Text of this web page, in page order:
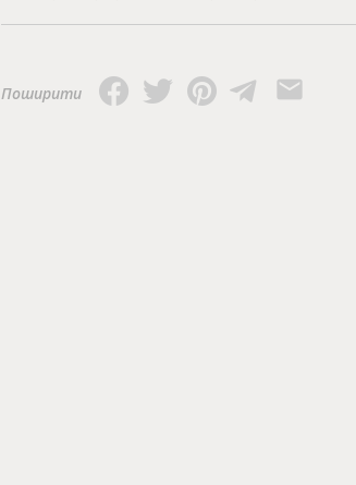
конституціоналізму.
Поширити